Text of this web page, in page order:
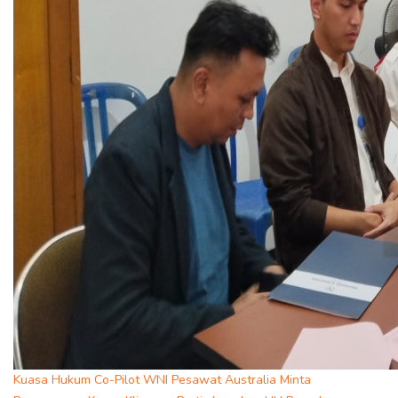
Kuasa Hukum Co-Pilot WNI Pesawat Australia Minta